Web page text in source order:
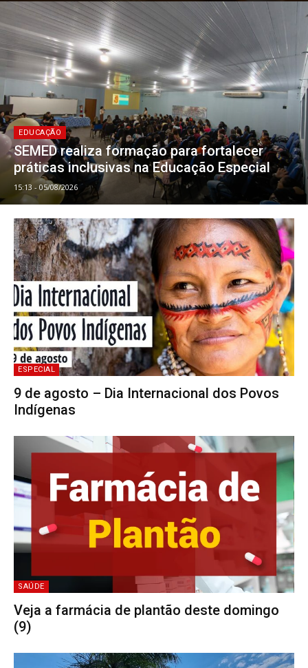
EDUCAÇÃO
SEMED realiza formação para fortalecer
práticas inclusivas na Educação Especial
15:13 - 05/08/2026
ESPECIAL
9 de agosto – Dia Internacional dos Povos
Indígenas
SAÚDE
Veja a farmácia de plantão deste domingo
(9)